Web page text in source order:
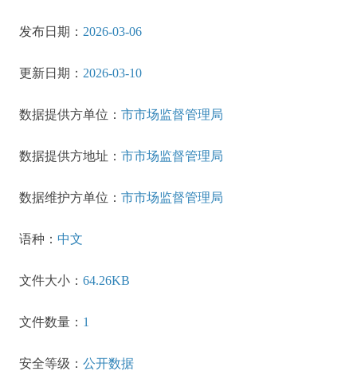
发布日期： 2026-03-06
更新日期： 2026-03-10
数据提供方单位： 市市场监督管理局
数据提供方地址： 市市场监督管理局
数据维护方单位： 市市场监督管理局
语种： 中文
文件大小： 64.26KB
文件数量： 1
安全等级： 公开数据